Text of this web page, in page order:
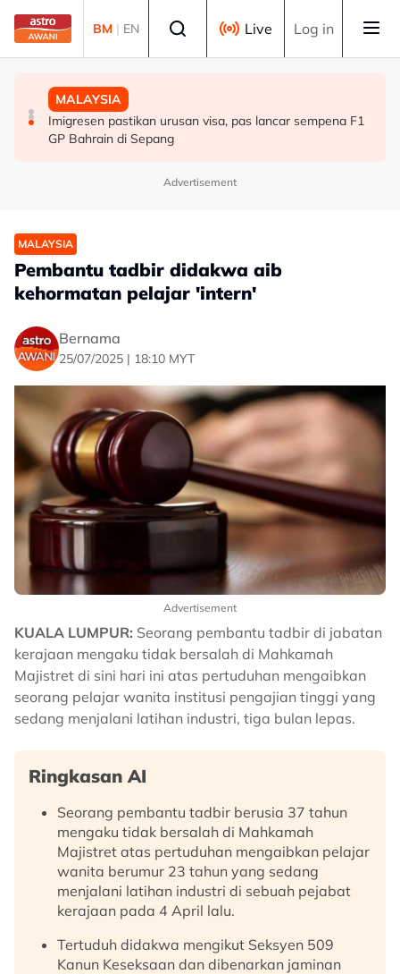
Skip to main content
BM | EN Live Log in
MALAYSIA
Peruntukan EFT Pahang meningkat kepada RM24.57
juta tahun ini - Wan Rosdy
BISNES
GEAR-uP pacu pelaburan domestik, cipta nilai
berkekalan untuk negara
MALAYSIA
Imigresen pastikan urusan visa, pas lancar sempena F1
GP Bahrain di Sepang
Advertisement
MALAYSIA
Pembantu tadbir didakwa aib
kehormatan pelajar 'intern'
Bernama
25/07/2025 | 18:10 MYT
Advertisement
KUALA LUMPUR: Seorang pembantu tadbir di jabatan
kerajaan mengaku tidak bersalah di Mahkamah
Majistret di sini hari ini atas pertuduhan mengaibkan
seorang pelajar wanita institusi pengajian tinggi yang
sedang menjalani latihan industri, tiga bulan lepas.
Ringkasan AI
Seorang pembantu tadbir berusia 37 tahun
mengaku tidak bersalah di Mahkamah
Majistret atas pertuduhan mengaibkan pelajar
wanita berumur 23 tahun yang sedang
menjalani latihan industri di sebuah pejabat
kerajaan pada 4 April lalu.
Tertuduh didakwa mengikut Seksyen 509
Kanun Keseksaan dan dibenarkan jaminan